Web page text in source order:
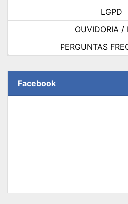
LGPD
OUVIDORIA /
PERGUNTAS
Facebook